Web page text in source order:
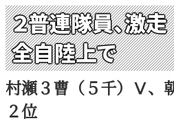
２普連隊員、激走
全自陸上で
村瀬３曹（５千）Ⅴ、
２位